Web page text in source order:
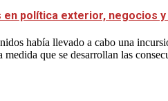
política exterior, negocios
había llevado a cabo una
que se desarrollan las